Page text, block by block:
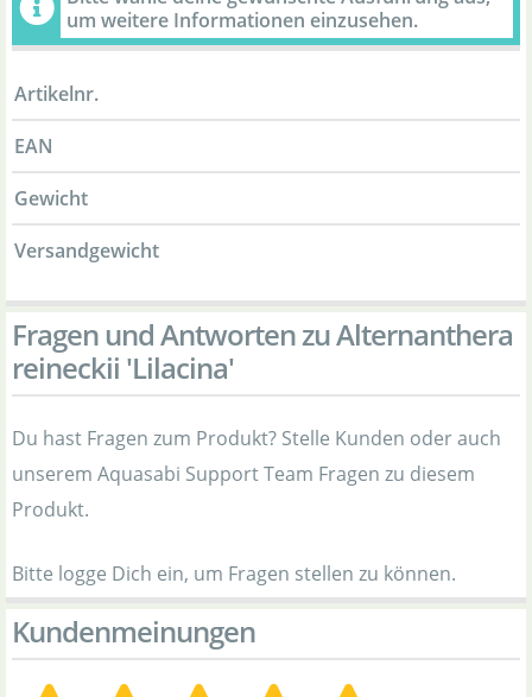
um weitere Informationen einzusehen.
Artikelnr.
EAN
Gewicht
Versandgewicht
Fragen und Antworten zu Alternanthera
reineckii 'Lilacina'
Du hast Fragen zum Produkt? Stelle Kunden oder auch
unserem Aquasabi Support Team Fragen zu diesem
Produkt.
Bitte logge Dich ein, um Fragen stellen zu können.
Kundenmeinungen